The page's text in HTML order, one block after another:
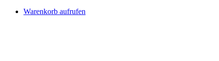
Warenkorb aufrufen